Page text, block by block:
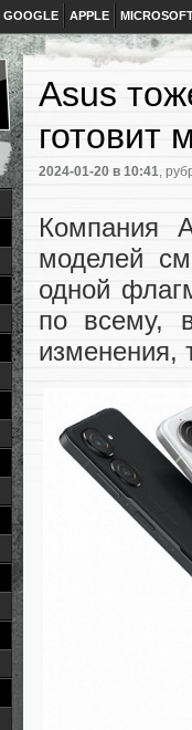
GOOGLE APPLE
Asus
готовит
2024-01-20 в 10:41,
Компания
моделей
одной
по всему,
изменения,